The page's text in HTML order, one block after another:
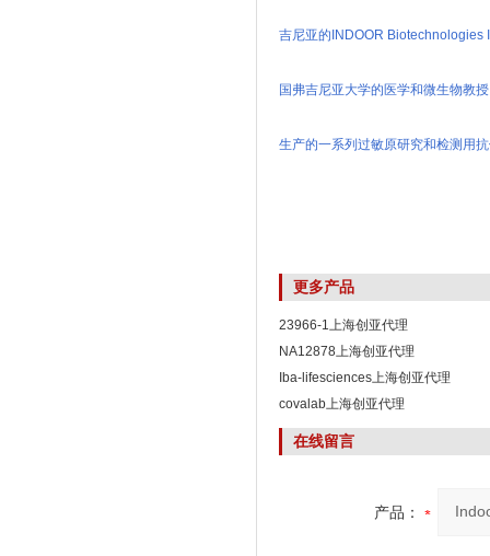
吉尼亚的INDOOR Biotechnologies
国弗吉尼亚大学的医学和微生物教
生产的一系列过敏原研究和检测用
更多产品
23966-1上海创亚代理
NA12878上海创亚代理
Iba-lifesciences上海创亚代理
covalab上海创亚代理
在线留言
产品：